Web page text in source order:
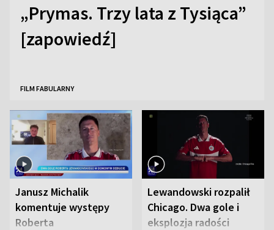
„Prymas. Trzy lata z Tysiąca”
[zapowiedź]
FILM FABULARNY
Janusz Michalik
komentuje występy
Roberta
Lewandowski rozpalił
Chicago. Dwa gole i
eksplozja radości